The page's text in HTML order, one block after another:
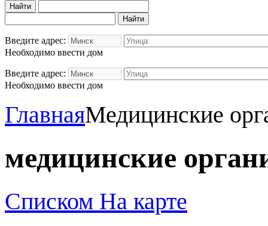
Введите адрес:
Необходимо ввести дом
Введите адрес:
Необходимо ввести дом
ГлавнаяМедицинские
медицинские
Списком На карте